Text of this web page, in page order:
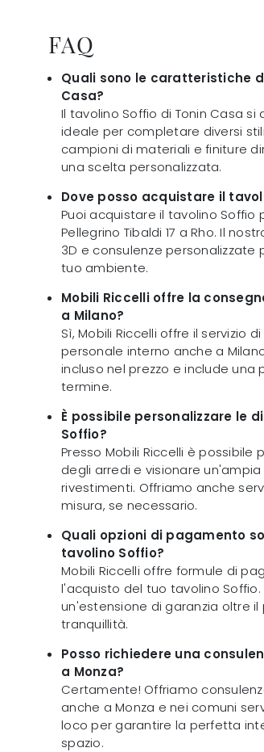
FAQ
Quali sono le caratteristiche
Casa?
Il tavolino Soffio di Tonin Casa
ideale per completare diversi
campioni di materiali e finiture
una scelta personalizzata.
Dove posso acquistare il
Puoi acquistare il tavolino Soffio
Pellegrino Tibaldi 17 a Rho. Il
3D e consulenze
tuo ambiente.
Mobili Riccelli offre la
a Milano?
Sì, Mobili Riccelli offre il servizio
personale interno anche a
incluso nel prezzo e include una
termine.
È possibile personalizzare le
Soffio?
Presso Mobili Riccelli è
degli arredi e visionare
rivestimenti. Offriamo anche
misura, se necessario.
Quali opzioni di pagamento
tavolino Soffio?
Mobili Riccelli offre formule di
l'acquisto del tuo tavolino
un'estensione di garanzia oltre
tranquillità.
Posso richiedere una
a Monza?
Certamente! Offriamo
anche a Monza e nei comuni
loco per garantire la perfetta
spazio.